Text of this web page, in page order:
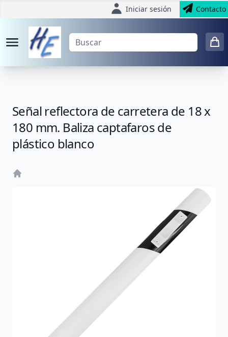
Iniciar sesión Contacto
Señal reflectora de carretera de 18 x
180 mm. Baliza captafaros de
plástico blanco